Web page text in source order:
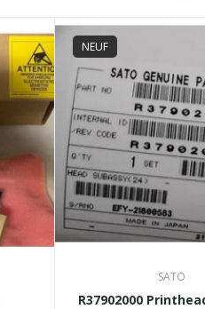
NEUF
SATO
R37902000